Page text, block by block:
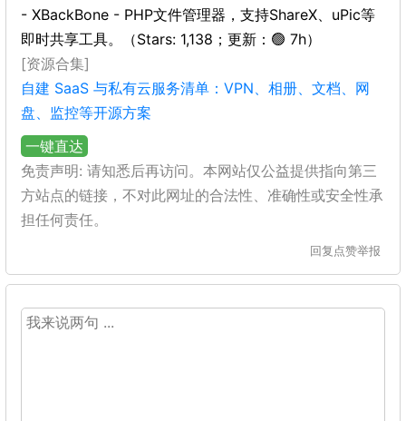
- XBackBone - PHP文件管理器，支持ShareX、uPic等
即时共享工具。（Stars: 1,138；更新：🟢 7h）
[资源合集]
自建 SaaS 与私有云服务清单：VPN、相册、文档、网
盘、监控等开源方案
一键直达
免责声明: 请知悉后再访问。本网站仅公益提供指向第三
方站点的链接，不对此网址的合法性、准确性或安全性承
担任何责任。
回复 点赞举报